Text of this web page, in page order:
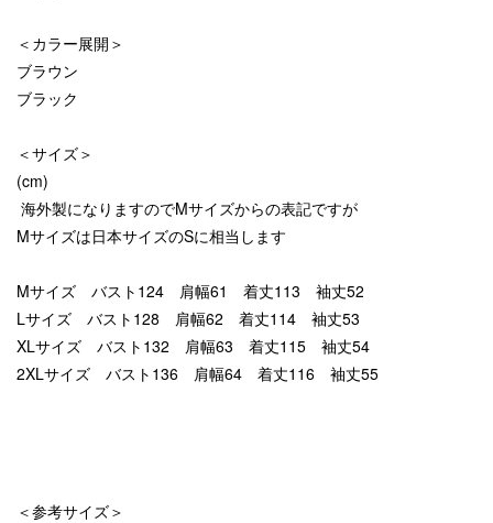
＜カラー展開＞
ブラウン
ブラック
＜サイズ＞
(cm)
海外製になりますのでMサイズからの表記ですが
Mサイズは日本サイズのSに相当します
Mサイズ バスト124 肩幅61 着丈113 袖丈52
Lサイズ バスト128 肩幅62 着丈114 袖丈53
XLサイズ バスト132 肩幅63 着丈115 袖丈54
2XLサイズ バスト136 肩幅64 着丈116 袖丈55
＜参考サイズ＞